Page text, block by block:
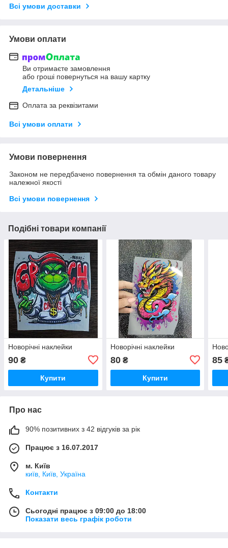
Всі умови доставки
Умови оплати
Ви отримаєте замовлення
або гроші повернуться на вашу картку
Детальніше
Оплата за реквізитами
Всі умови оплати
Умови повернення
Законом не передбачено повернення та обмін даного товару
належної якості
Всі умови повернення
Подібні товари компанії
Новорічні наклейки
90 ₴
Купити
Новорічні наклейки
80₴
Купити
85
Про нас
90% позитивних з 42 відгуків за рік
Працює з 16.07.2017
м. Київ
київ, Київ, Україна
Контакти
Сьогодні працює з 09:00 до 18:00
Показати весь графік роботи